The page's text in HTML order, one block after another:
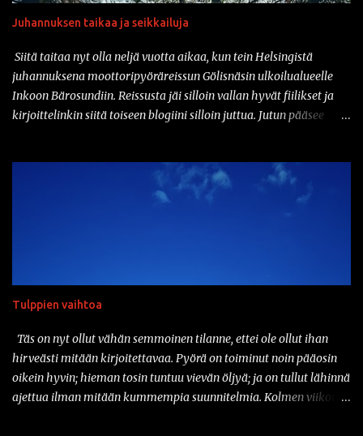
saatavilla korjausta: amerikkalainen Iron Horse Helmets
valmistaa nimittäin klassisen Stahlhelmen muotoa jäljittelevää
päivänähän myös DOT kelpaa täällä suomessa. Vaikka tuo
kyseinen...
Juhannuksen taikaa ja seikkailuja
Siitä taitaa nyt olla neljä vuotta aikaa, kun tein Helsingistä
juhannuksena moottoripyöräreissun Gölisnäsin ulkoilualueelle
Inkoon Bärosundiin. Reissusta jäi silloin vallan hyvät fiilikset ja
kirjoittelinkin siitä toiseen blogiini silloin juttua. Jutun pääsee
golisnasiin.html Hieman tän taannoisen seikkailun innoittamana
ajattelinkin aloittaa juhannuksen pakkaamalla pyörän kyytiin
polun varressa. Matkaa kotoa tuonne laavulle on sellaiset
viitisenkymmentä kilometriä, joten mistään älyttömän pitkästä
minkään laista tarvaratelinettä. No, kamat rinkkaan ja rinkka
selkään. Toki se on hieman sitten raskasta käsi...
Tulppien vaihtoa
Täs on nyt ollut vähän semmoinen tilanne, ettei ole ollut ihan
hirveästi mitään kirjoitettavaa. Pyörä on toiminut noin pääosin
oikein hyvin; hieman tosin tuntuu vievän öljyä; ja on tullut lähinnä
ajettua ilman mitään kummempia suunnitelmia. Kolmen viikon